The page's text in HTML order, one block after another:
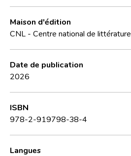
Maison d'édition
CNL - Centre national de littérature
Date de publication
2026
ISBN
978-2-919798-38-4
Langues